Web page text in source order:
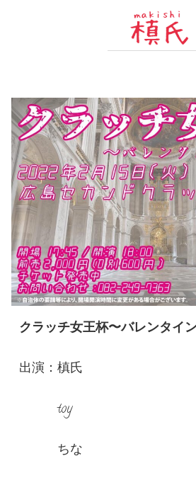
クラッチ女王杯〜バレンタイ
出演：槙氏
toy
ちな